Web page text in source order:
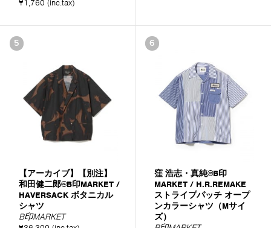
¥1,760 (inc.tax)
5
【アーカイブ】【別注】
和田健二郎@B印MARKET /
HAVERSACK ボタニカル
シャツ
B印MARKET
6
窪 浩志・真純@B印
MARKET / H.R.REMAKE
ストライプパッチ オープ
ンカラーシャツ（Mサイ
ズ）